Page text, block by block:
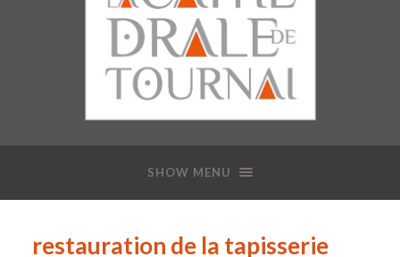
SHOW MENU
restauration de la tapisserie